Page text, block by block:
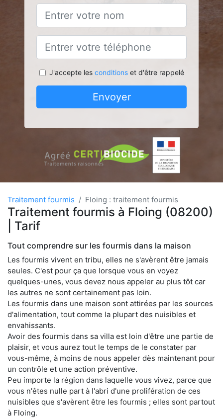
J'accepte les conditionset d'être rappelé
Envoyer
Traitement fourmis Floing : traitement fourmis
Traitement fourmis à Floing (08200)
| Tarif
Tout comprendre sur les fourmis dans la maison
Les fourmis vivent en tribu, elles ne s'avèrent être jamais
seules. C'est pour ça que lorsque vous en voyez
quelques-unes, vous devez nous appeler au plus tôt car
les autres ne sont certainement pas loin.
Les fourmis dans une maison sont attirées par les sources
d'alimentation, tout comme la plupart des nuisibles et
envahissants.
Avoir des fourmis dans sa villa est loin d'être une partie de
plaisir, et vous aurez tout le temps de le constater par
vous-même, à moins de nous appeler dès maintenant pour
un contrôle et une action préventive.
Peu importe la région dans laquelle vous vivez, parce que
vous n'êtes nulle part à l'abri d'une prolifération de ces
nuisibles que s'avèrent être les fourmis ; elles sont partout
à Floing.